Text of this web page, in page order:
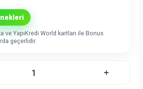
ve YapıKredi World kartları ile Bonus
geçerlidir.